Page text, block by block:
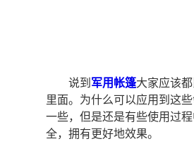
说到 军用帐篷大家应该
里面。为什么可以应用到这
一些，但是还是有些使用过
全，拥有更好地效果。